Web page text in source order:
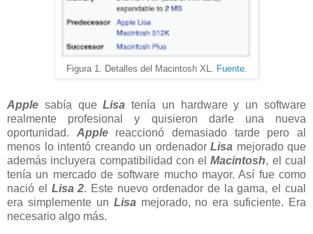
Figura 1. Detalles del Macintosh XL. Fuente.
Apple sabía queLisa tenía un hardware y un software
realmente profesional y quisieron darle una nueva
oportunidad. Applereaccionó demasiado tarde pero al
menos lo intentó creando un ordenador Lisa mejorado que
además incluyera compatibilidad con elMacintosh, el cual
tenía un mercado de software mucho mayor. Así fue como
nació el Lisa 2. Este nuevo ordenador de la gama, el cual
era simplemente un Lisa mejorado, no era suficiente. Era
necesario algo más.